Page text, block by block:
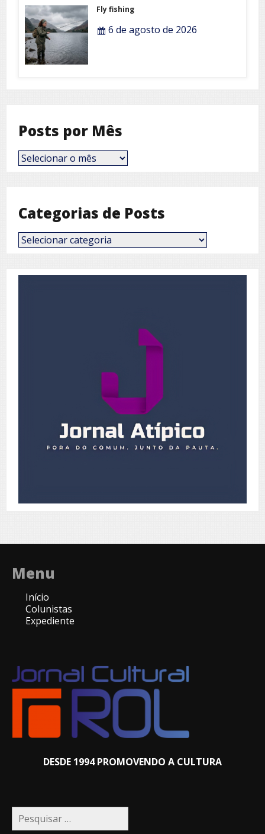
Fly fishing
6 de agosto de 2026
Posts por Mês
Posts
por
Categorias de Posts
Categorias
de
Menu
Início
Colunistas
Expediente
DESDE 1994 PROMOVENDO A CULTURA
Pesquisar
por: